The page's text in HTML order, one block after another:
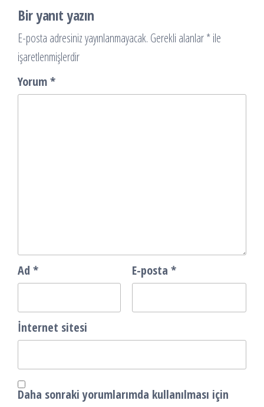
Bir yanıt yazın
E-posta adresiniz yayınlanmayacak. Gerekli alanlar*ile
işaretlenmişlerdir
Yorum*
Ad * E-posta *
İnternet sitesi
Daha sonraki yorumlarımda kullanılması için